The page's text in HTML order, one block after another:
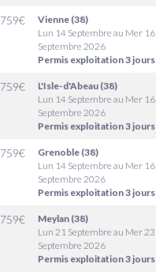
759€
Vienne (38)
Lun 14 Septembre au Mer 16
Septembre 2026
Permis exploitation 3 jours
759€
L'Isle-d'Abeau (38)
Lun 14 Septembre au Mer 16
Septembre 2026
Permis exploitation 3 jours
759€
Grenoble (38)
Lun 14 Septembre au Mer 16
Septembre 2026
Permis exploitation 3 jours
759€
Meylan (38)
Lun 21 Septembre au Mer 23
Septembre 2026
Permis exploitation 3 jours